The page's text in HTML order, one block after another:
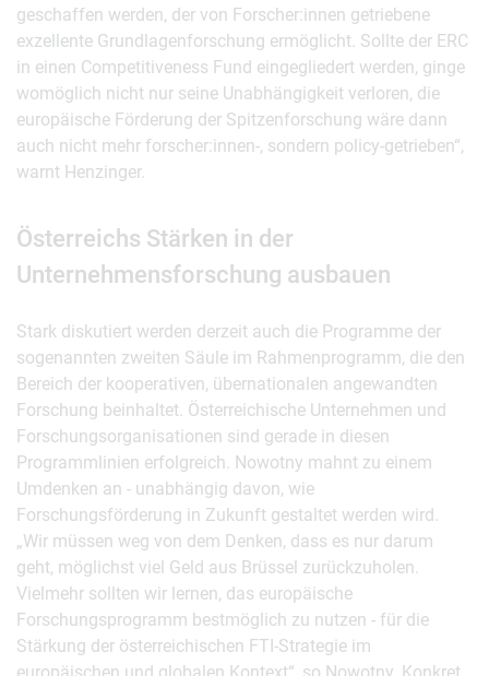
geschaffen werden, der von Forscher:innen getriebene
exzellente Grundlagenforschung ermöglicht. Sollte der ERC
in einen Competitiveness Fund eingegliedert werden, ginge
womöglich nicht nur seine Unabhängigkeit verloren, die
europäische Förderung der Spitzenforschung wäre dann
auch nicht mehr forscher:innen-, sondern policy-getrieben“,
warnt Henzinger.
Österreichs Stärken in der
Unternehmensforschung ausbauen
Stark diskutiert werden derzeit auch die Programme der
sogenannten zweiten Säule im Rahmenprogramm, die den
Bereich der kooperativen, übernationalen angewandten
Forschung beinhaltet. Österreichische Unternehmen und
Forschungsorganisationen sind gerade in diesen
Programmlinien erfolgreich. Nowotny mahnt zu einem
Umdenken an - unabhängig davon, wie
Forschungsförderung in Zukunft gestaltet werden wird.
„Wir müssen weg von dem Denken, dass es nur darum
geht, möglichst viel Geld aus Brüssel zurückzuholen.
Vielmehr sollten wir lernen, das europäische
Forschungsprogramm bestmöglich zu nutzen - für die
Stärkung der österreichischen FTI-Strategie im